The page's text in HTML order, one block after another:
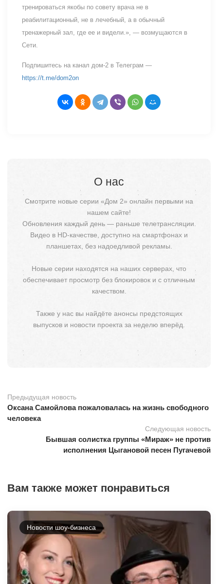
тренироваться якобы по совету врача не в
реабилитационный, не в лечебный, а в обычный
тренажерный зал, где ее и видели.», — возмущаются в
Сети.
Подпишитесь на канал дом-2 в Телеграм —
https://t.me/dom2on
О нас
Смотрите новые серии «Дом 2» онлайн первыми на
нашем сайте!
Обновления каждый день — раньше телетрансляции.
Видео в HD-качестве, доступно на смартфонах и
планшетах, без надоедливой рекламы.
Новые серии находятся на наших серверах, что
обеспечивает просмотр без блокировок и с отличным
качеством.
Также у нас вы найдёте анонсы предстоящих
выпусков и новости проекта за неделю вперёд.
Предыдущая новость
Оксана Самойлова пожаловалась на жизнь свободного
человека
Следующая новость
Бывшая солистка группы «Мираж» не против
исполнения Цыгановой песен Пугачевой
Вам также может понравиться
Новости шоу-бизнеса